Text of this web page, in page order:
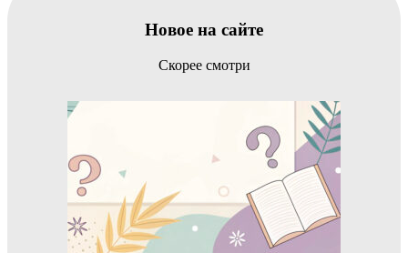
Новое на сайте
Скорее смотри